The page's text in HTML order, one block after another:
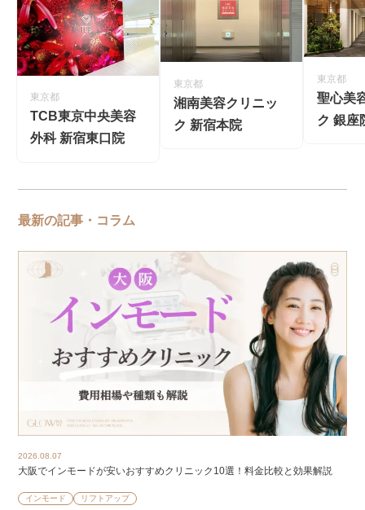
東京都
TCB東京中央美容
外科 新宿東口院
東京都
湘南美容クリニッ
ク 新宿本院
東京都
聖心美
ク 銀座
最新の記事・コラム
2026.08.07
大阪でインモードが安いおすすめクリニック10選！料金比較と効果解説
インモード リフトアップ